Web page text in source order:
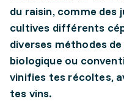
du raisin, comme des
cultives différents
diverses méthodes
biologique ou
vinifies tes récoltes,
tes vins.